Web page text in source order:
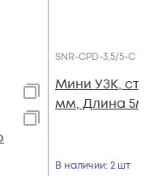
SNR-CPD-3,5/5-C
Мини УЗК,
мм, Длина
В наличии: 2 шт